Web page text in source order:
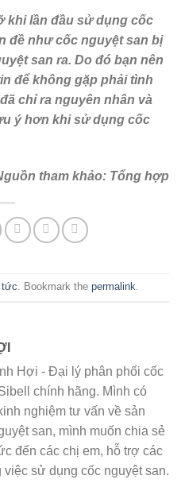
khi lần đầu sử dụng cốc
đề như cốc nguyệt san bị
san ra. Do đó bạn nên
để không gặp phải tình
chỉ ra nguyên nhân và
ý hơn khi sử dụng cốc
tham khảo: Tổng hợp
tức . Bookmark the permalink
Hợi - Đại lý phân phối cốc
chính hãng. Mình có
nghiệm tư vấn về sản
san, mình muốn chia sẻ
đến các chị em, hỗ trợ các
việc sử dụng cốc nguyệt san.